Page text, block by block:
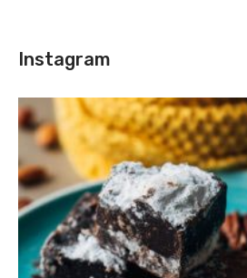
Instagram